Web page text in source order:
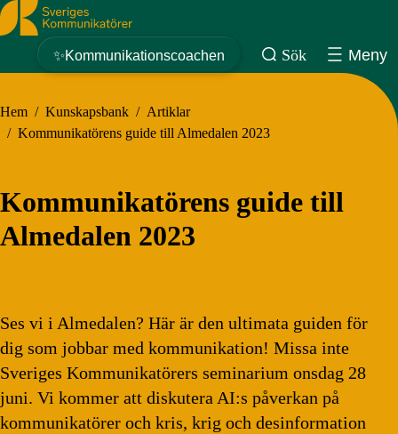
Sveriges Kommunikatörer
✨Kommunikationscoachen Sök Meny
Hem / Kunskapsbank / Artiklar
/ Kommunikatörens guide till Almedalen 2023
Kommunikatörens guide till
Almedalen 2023
Ses vi i Almedalen? Här är den ultimata guiden för
dig som jobbar med kommunikation! Missa inte
Sveriges Kommunikatörers seminarium onsdag 28
juni. Vi kommer att diskutera AI:s påverkan på
kommunikatörer och kris, krig och desinformation